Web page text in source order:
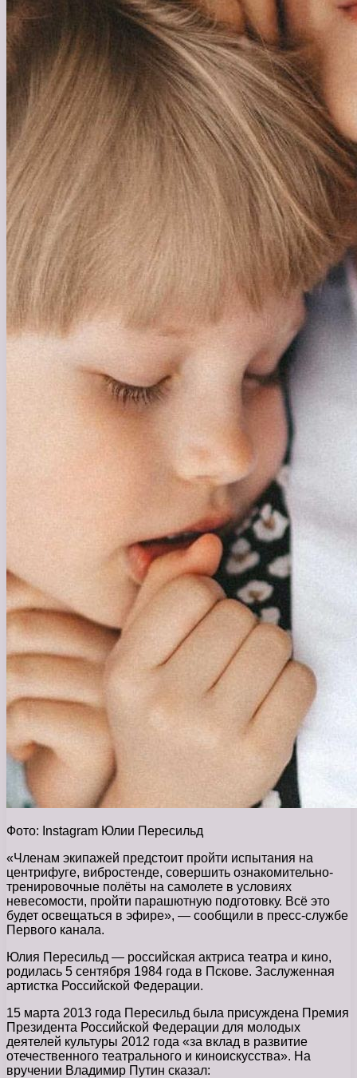
Фото: Instagram Юлии Пересильд
«Членам экипажей предстоит пройти испытания на
центрифуге, вибростенде, совершить ознакомительно-
тренировочные полёты на самолете в условиях
невесомости, пройти парашютную подготовку. Всё это
будет освещаться в эфире», — сообщили в пресс-службе
Первого канала.
Юлия Пересильд — российская актриса театра и кино,
родилась 5 сентября 1984 года в Пскове. Заслуженная
артистка Российской Федерации.
15 марта 2013 года Пересильд была присуждена Премия
Президента Российской Федерации для молодых
деятелей культуры 2012 года «за вклад в развитие
отечественного театрального и киноискусства». На
вручении Владимир Путин сказал: